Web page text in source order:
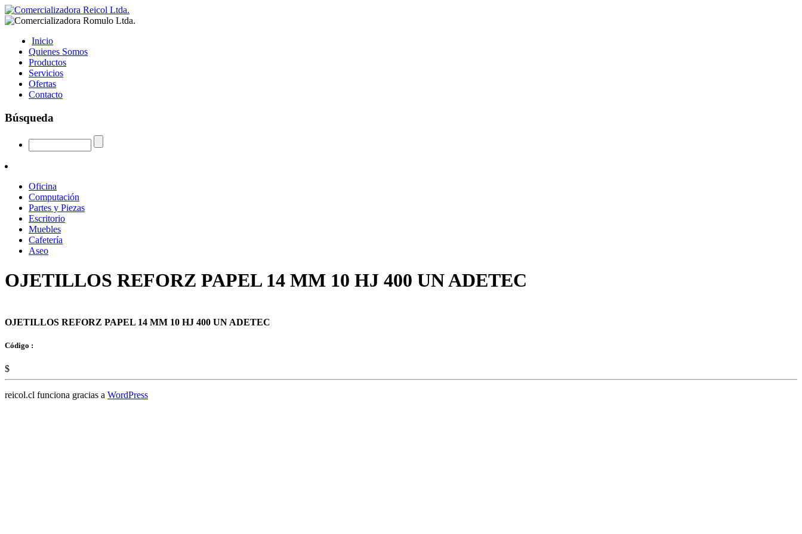
Inicio
Quienes Somos
Productos
Servicios
Ofertas
Contacto
Búsqueda
Oficina
Computación
Partes y Piezas
Escritorio
Muebles
Cafetería
Aseo
OJETILLOS REFORZ PAPEL 14 MM 10 HJ 400 UN ADETEC
OJETILLOS REFORZ PAPEL 14 MM 10 HJ 400 UN ADETEC
Código :
$
reicol.cl funciona gracias a WordPress